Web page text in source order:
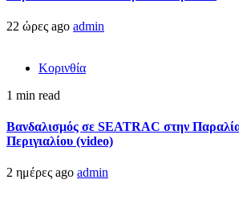
22 ώρες ago admin
Κορινθία
1 min read
Βανδαλισμός σε SEATRAC στην
Περιγιαλίου (video)
2 ημέρες ago admin